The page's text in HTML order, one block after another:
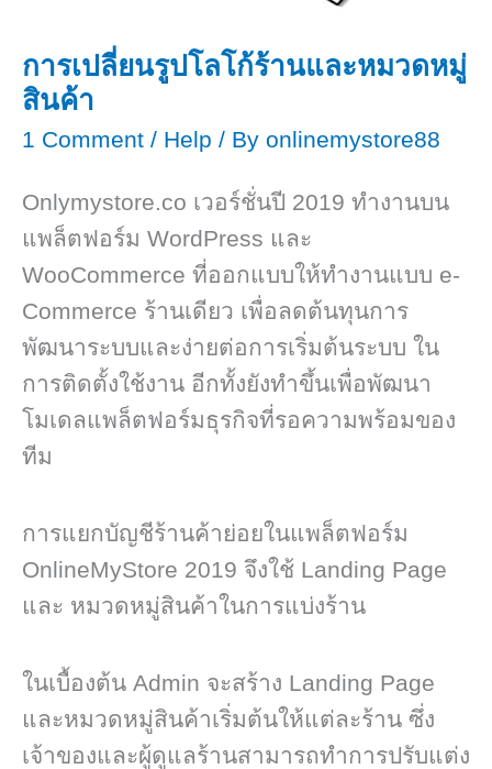
การเปลี่ยนรูปโลโก้ร้านและหมวดหมู่
สินค้า
1 Comment / Help / By onlinemystore88
Onlymystore.co เวอร์ชั่นปี 2019 ทำงานบน
แพล็ตฟอร์ม WordPress และ
WooCommerce ที่ออกแบบให้ทำงานแบบ e-
Commerce ร้านเดียว เพื่อลดต้นทุนการ
พัฒนาระบบและง่ายต่อการเริ่มต้นระบบ ใน
การติดตั้งใช้งาน อีกทั้งยังทำขึ้นเพื่อพัฒนา
โมเดลแพล็ตฟอร์มธุรกิจที่รอความพร้อมของ
ทีม
การแยกบัญชีร้านค้าย่อยในแพล็ตฟอร์ม
OnlineMyStore 2019 จึงใช้ Landing Page
และ หมวดหมู่สินค้าในการแบ่งร้าน
ในเบื้องต้น Admin จะสร้าง Landing Page
และหมวดหมู่สินค้าเริ่มต้นให้แต่ละร้าน ซึ่ง
เจ้าของและผู้ดูแลร้านสามารถทำการปรับแต่ง